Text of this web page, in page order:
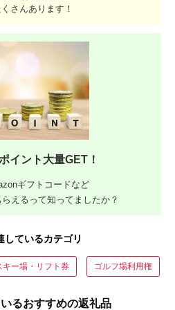
さんあります！
イント大量GET！
ギフトコードなど
えるって知ってましたか？
しているカテゴリ
キー場・リフト券 ゴルフ場利用権
るおすすめの返礼品